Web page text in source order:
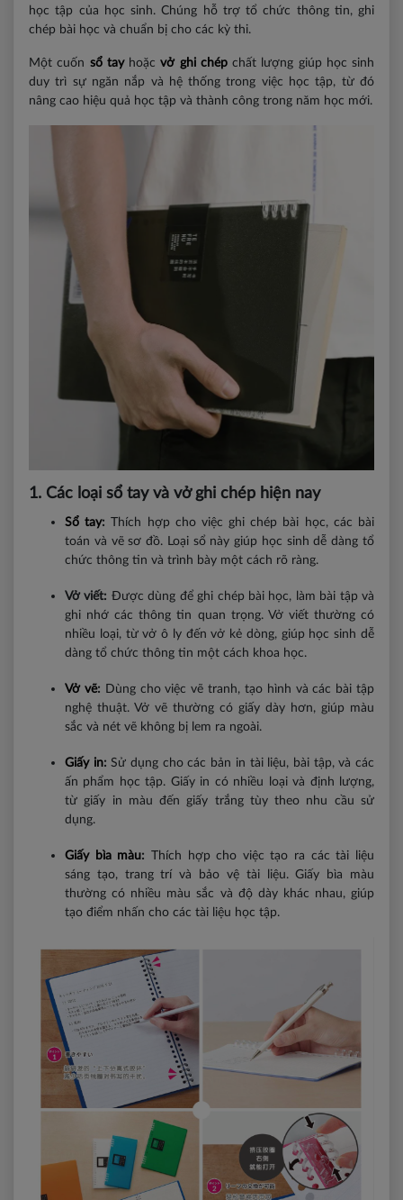
học tập của học sinh. Chúng hỗ trợ tổ chức thông tin, ghi
chép bài học và chuẩn bị cho các kỳ thi.
Một cuốn sổ tay hoặcvở ghi chép chất lượng giúp học sinh
duy trì sự ngăn nắp và hệ thống trong việc học tập, từ đó
nâng cao hiệu quả học tập và thành công trong năm học mới.
1. Các loại sổ tay và vở ghi chép hiện nay
Sổ tay: Thích hợp cho việc ghi chép bài học, các bài
toán và vẽ sơ đồ. Loại sổ này giúp học sinh dễ dàng tổ
chức thông tin và trình bày một cách rõ ràng.
Vở viết: Được dùng để ghi chép bài học, làm bài tập và
ghi nhớ các thông tin quan trọng. Vở viết thường có
nhiều loại, từ vở ô ly đến vở kẻ dòng, giúp học sinh dễ
dàng tổ chức thông tin một cách khoa học.
Vở vẽ: Dùng cho việc vẽ tranh, tạo hình và các bài tập
nghệ thuật. Vở vẽ thường có giấy dày hơn, giúp màu
sắc và nét vẽ không bị lem ra ngoài.
Giấy in:Sử dụng cho các bản in tài liệu, bài tập, và các
ấn phẩm học tập. Giấy in có nhiều loại và định lượng,
từ giấy in màu đến giấy trắng tùy theo nhu cầu sử
dụng.
Giấy bìa màu:
Thích hợp cho việc tạo ra các tài liệu
sáng tạo, trang trí và bảo vệ tài liệu. Giấy bìa màu
thường có nhiều màu sắc và độ dày khác nhau, giúp
tạo điểm nhấn cho các tài liệu học tập.